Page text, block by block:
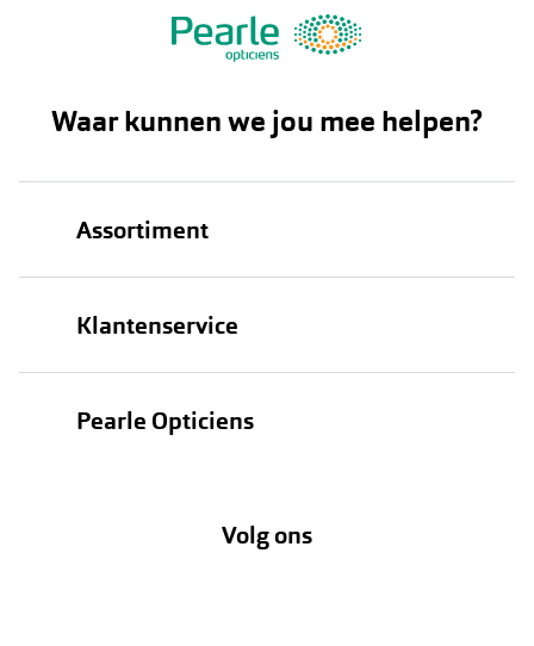
Waar kunnen we jou mee helpen?
Assortiment
Klantenservice
Verzending
Hier de overeenkomst ontbinden
Pearle Opticiens
Volg ons